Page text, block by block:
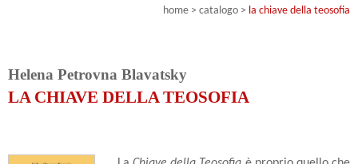
home > catalogo > la chiave della teosofia
Helena Petrovna Blavatsky
LA CHIAVE DELLA TEOSOFIA